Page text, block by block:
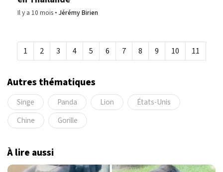
Il y a 10 mois Jérémy Birien
1 2 3 4 5 6 7 8 9 10 11
Autres thématiques
Singe Panda Lion
États-Unis
Chine
Gorille
À lire aussi